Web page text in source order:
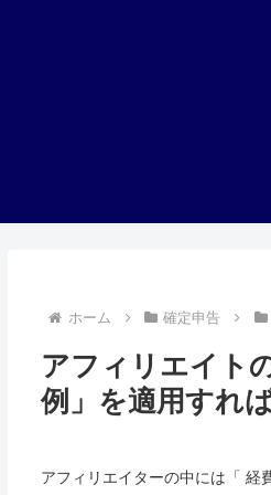
ホーム 確定申告
アフィリエイト
例」を適用すれ
アフィリエイターの中には「 経